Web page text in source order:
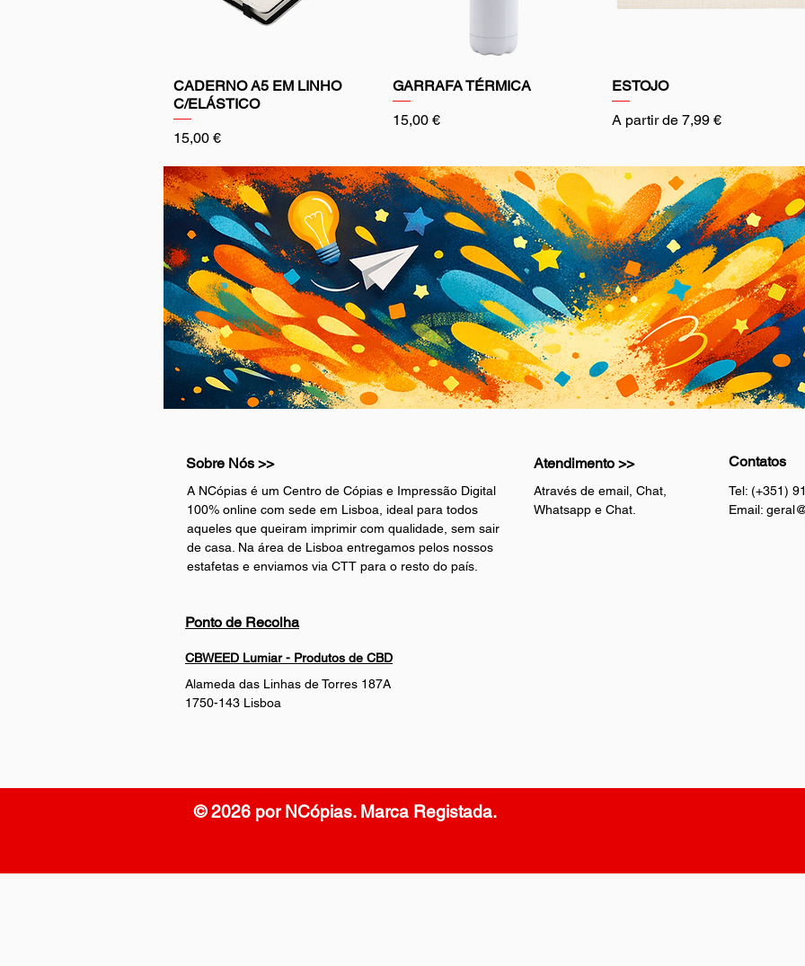
CADERNO A5 EM LINHO
C/ELÁSTICO
Preço
15,00 €
GARRAFA TÉRMICA
Preço
15,00 €
ESTOJO
A partir de 7,99 €
Preço promocional
Sobre Nós >>
A NCópias é um Centro de Cópias e Impressão Digital
100% online com sede em Lisboa, ideal para todos
aqueles que queiram imprimir com qualidade, sem sair
de casa. Na área de Lisboa entregamos pelos nossos
estafetas e enviamos via CTT para o resto do país.
Atendimento >>
Através de email, Chat,
Whatsapp e Chat.
Contatos
Tel: (+351)
Email:
Ponto de Recolha
CBWEED Lumiar - Produtos de CBD
Alameda das Linhas de Torres 187A
1750-143 Lisboa
© 2026 por NCópias. Marca Registada.